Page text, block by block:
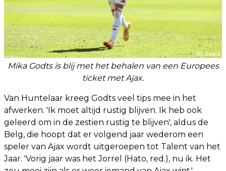
Mika Godts is blij met het behalen van een Europees
ticket met Ajax.
Van Huntelaar kreeg Godts veel tips mee in het
afwerken. 'Ik moet altijd rustig blijven. Ik heb ook
geleerd om in de zestien rustig te blijven', aldus de
Belg, die hoopt dat er volgend jaar wederom een
speler van Ajax wordt uitgeroepen tot Talent van het
Jaar. 'Vorig jaar was het Jorrel (Hato, red.), nu ik. Het